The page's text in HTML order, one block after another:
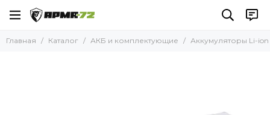
АКБ и комплектующие
Главная Каталог АКБ и комплектующие Аккумуляторы Li-ion